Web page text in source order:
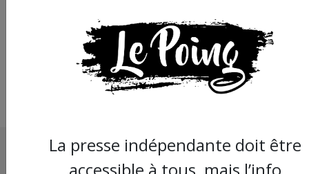
policière
La presse indépendante doit être
accessible à tous, mais l’info